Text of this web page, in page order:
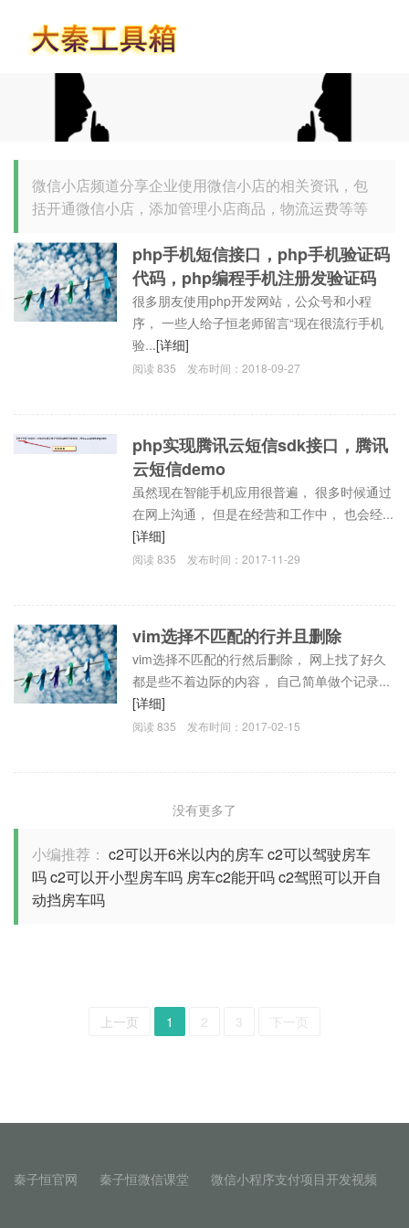
微信小店频道分享企业使用微信小店的相关资讯，包
括开通微信小店，添加管理小店商品，物流运费等等
php手机短信接口，php手机验证码
代码，php编程手机注册发验证码
很多朋友使用php开发网站，公众号和小程
序， 一些人给子恒老师留言“现在很流行手机
验...[详细]
阅读835 发布时间：2018-09-27
php实现腾讯云短信sdk接口，腾讯
云短信demo
虽然现在智能手机应用很普遍， 很多时候通过
在网上沟通， 但是在经营和工作中， 也会经...
[详细]
阅读835 发布时间：2017-11-29
vim选择不匹配的行并且删除
vim选择不匹配的行然后删除， 网上找了好久
都是些不着边际的内容， 自己简单做个记录...
[详细]
阅读835 发布时间：2017-02-15
没有更多了
小编推荐： c2可以开6米以内的房车c2可以驾驶房车
吗c2可以开小型房车吗 房车c2能开吗c2驾照可以开自
动挡房车吗
上一页 1 2 3 下一页
秦子恒官网 秦子恒微信课堂 微信小程序支付项目开发视频